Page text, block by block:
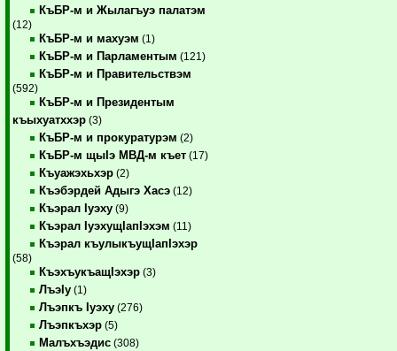
КъБР-м и Жылагъуэ палатэм
(12)
КъБР-м и махуэм (1)
КъБР-м и Парламентым (121)
КъБР-м и Правительствэм
(592)
КъБР-м и Президентым
къыхуатххэр (3)
КъБР-м и прокуратурэм (2)
КъБР-м щыIэ МВД-м къет (17)
Къуажэхьхэр (2)
Къэбэрдей Адыгэ Хасэ (12)
Къэрал Iуэху (9)
Къэрал IуэхущIапIэхэм (11)
Къэрал къулыкъущIапIэхэр
(58)
КъэхъукъащIэхэр (3)
ЛъэIу (1)
Лъэпкъ Iуэху (276)
Лъэпкъхэр (5)
Малъхъэдис (308)